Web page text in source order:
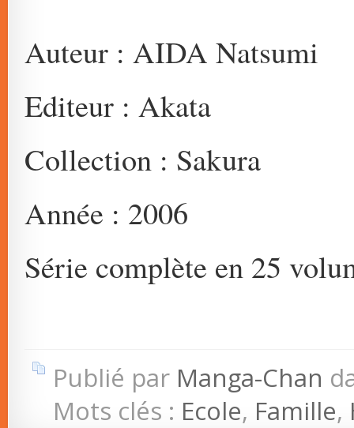
Auteur : AIDA Natsumi
Editeur : Akata
Collection : Sakura
Année : 2006
Série complète en 25
Publié par Manga-Chan
Mots clés : Ecole, Famille,